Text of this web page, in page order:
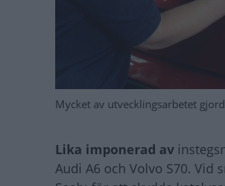
Mycket av utvecklingsarbetet
Lika imponerad av
Audi A6 och Volvo S70. Vid